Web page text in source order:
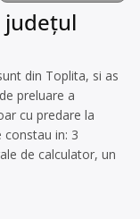
județul
din Toplita, si as
preluare a
cu predare la
constau in: 3
de calculator, un